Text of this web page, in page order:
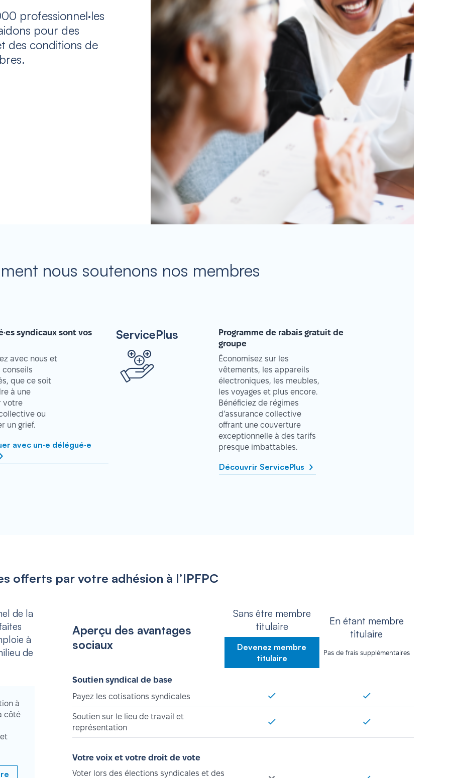
professionnel·les
pour des
des conditions de
nous soutenons nos membres
syndicaux sont vos
avec nous et
conseils
que ce soit
à une
votre
ou
un grief.
avec un·e délégué·e
ServicePlus
Programme de rabais gratuit de
groupe
Économisez sur les
vêtements, les appareils
électroniques, les meubles,
les voyages et plus encore.
Bénéficiez de régimes
d’assurance collective
offrant une couverture
exceptionnelle à des tarifs
presque imbattables.
Découvrir ServicePlus
offerts par votre adhésion à l’IPFPC
de la
à
de
à
côté
Aperçu des avantages
sociaux
Sans être membre
titulaire
Devenez membre
titulaire
En étant membre
titulaire
Pas de frais supplémentaires
Soutien syndical de base
Payez les cotisations syndicales
Soutien sur le lieu de travail et
représentation
Votre voix et votre droit de vote
Voter lors des élections syndicales et des